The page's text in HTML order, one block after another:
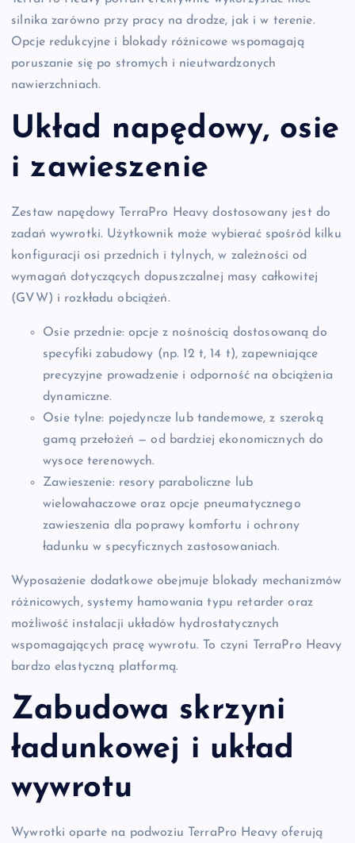
silnika zarówno przy pracy na drodze, jak i w terenie.
Opcje redukcyjne i blokady różnicowe wspomagają
poruszanie się po stromych i nieutwardzonych
nawierzchniach.
Układ napędowy, osie
i zawieszenie
Zestaw napędowy TerraPro Heavy dostosowany jest do
zadań wywrotki. Użytkownik może wybierać spośród kilku
konfiguracji osi przednich i tylnych, w zależności od
wymagań dotyczących dopuszczalnej masy całkowitej
(GVW) i rozkładu obciążeń.
Osie przednie: opcje z nośnością dostosowaną do
specyfiki zabudowy (np. 12 t, 14 t), zapewniające
precyzyjne prowadzenie i odporność na obciążenia
dynamiczne.
Osie tylne: pojedyncze lub tandemowe, z szeroką
gamą przełożeń — od bardziej ekonomicznych do
wysoce terenowych.
Zawieszenie: resory paraboliczne lub
wielowahaczowe oraz opcje pneumatycznego
zawieszenia dla poprawy komfortu i ochrony
ładunku w specyficznych zastosowaniach.
Wyposażenie dodatkowe obejmuje blokady mechanizmów
różnicowych, systemy hamowania typu retarder oraz
możliwość instalacji układów hydrostatycznych
wspomagających pracę wywrotu. To czyni TerraPro Heavy
bardzo elastyczną platformą.
Zabudowa skrzyni
ładunkowej i układ
wywrotu
Wywrotki oparte na podwoziu TerraPro Heavy oferują